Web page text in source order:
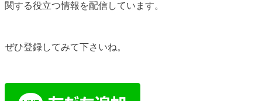
関する役立つ情報を配信しています。
ぜひ登録してみて下さいね。